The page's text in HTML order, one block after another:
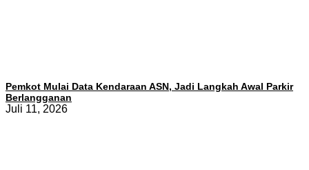
Pemkot Mulai Data Kendaraan ASN, Jadi Langkah Awal Parkir
Berlangganan
Juli 11, 2026